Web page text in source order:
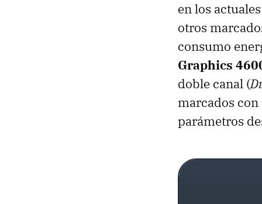
en los
otros
consumo
Graphics
doble canal (
marcados
parámetros